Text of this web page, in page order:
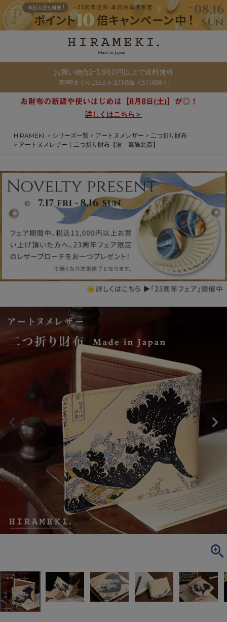
お買い物合計3,980円以上で送料無料
朝9時までのご注文を当日発送（土日祝除く）
詳しくはこちら＞
HIRAMEKI. シリーズ一覧 アートヌメレザー
二つ折り財布
アートヌメレザー｜二つ折り財布【波 葛飾北斎】